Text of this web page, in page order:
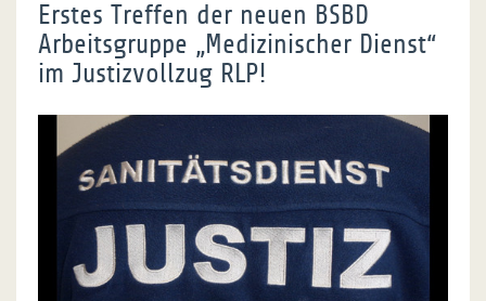
Erstes Treffen der neuen BSBD
Arbeitsgruppe „Medizinischer Dienst“
im Justizvollzug RLP!